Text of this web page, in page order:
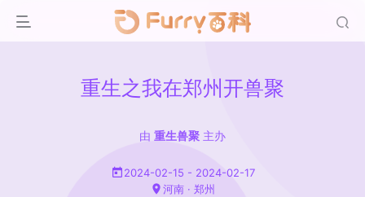
重生之我在郑州开兽聚
由 重生兽聚 主办
2024-02-15 - 2024-02-17
河南 · 郑州